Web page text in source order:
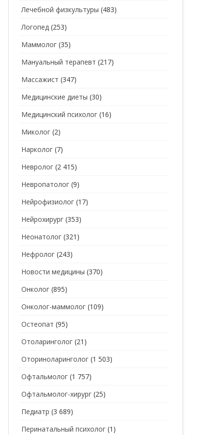
Лечебной физкультуры (483)
Логопед (253)
Маммолог (35)
Мануальный терапевт (217)
Массажист (347)
Медицинские диеты (30)
Медицинский психолог (16)
Миколог (2)
Нарколог (7)
Невролог (2 415)
Невропатолог (9)
Нейрофизиолог (17)
Нейрохирург (353)
Неонатолог (321)
Нефролог (243)
Новости медицины (370)
Онколог (895)
Онколог-маммолог (109)
Остеопат (95)
Отоларинголог (21)
Оториноларинголог (1 503)
Офтальмолог (1 757)
Офтальмолог-хирург (25)
Педиатр (3 689)
Перинатальный психолог (1)